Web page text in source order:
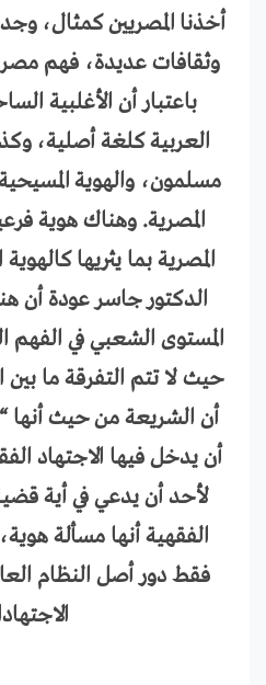
أخذنا المصريين كمثال،
وثقافات عديدة، فهم
باعتبار أن الأغلبية
العربية كلغة أصلية،
مسلمون، والهوية
المصرية. وهناك هوية
المصرية بما يثريها
الدكتور جاسر عودة
المستوى الشعبي في الفهم
حيث لا تتم التفرقة ما
أن الشريعة من حيث أنها
أن يدخل فيها الاجتهاد
لأحد أن يدعي في أية
الفقهية أنها مسألة
فقط دور أصل النظام